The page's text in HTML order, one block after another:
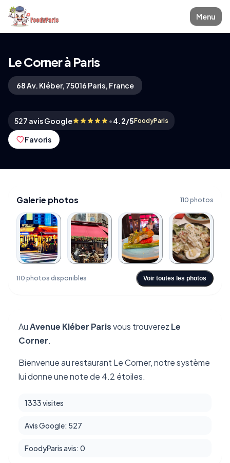
Menu
Le Corner à Paris
68 Av. Kléber, 75016 Paris, France
527 avis Google •4.2/5FoodyParis
Favoris
Galerie photos 110 photos
+106
110 photos disponibles Voir toutes les photos
AuAvenue Kléber Parisvous trouverez Le
Corner.
Bienvenue au restaurant Le Corner, notre système
lui donne une note de 4.2 étoiles.
1333 visites
Avis Google: 527
FoodyParis avis: 0